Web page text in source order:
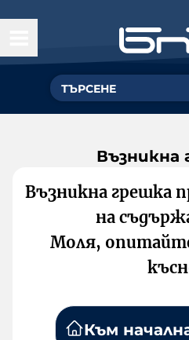
Възникна
Възникна грешка
на
Моля,
Към